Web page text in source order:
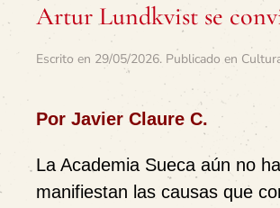
Artur Lundkvist se
Escrito en 29/05/2026. Publicado en
Por Javier Claure C.
La Academia Sueca aún no ha
manifiestan las causas que